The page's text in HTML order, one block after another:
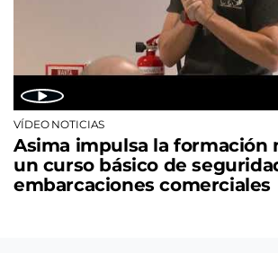
VÍDEO NOTICIAS
Asima impulsa la formación
un curso básico de
embarcaciones comerciales